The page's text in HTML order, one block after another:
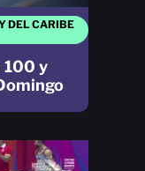
DEL CARIBE
100 y